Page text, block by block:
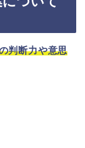
判断力や意思